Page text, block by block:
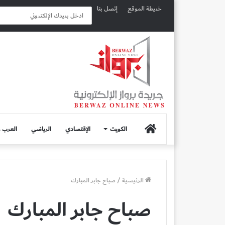
خريطة الموقع إتصل بنا
الصفحة
الرئيسية
الكويت الإقتصادي الرياضي العرب
الرئيسية/صباح جابر المبارك
صباح جابر المبارك